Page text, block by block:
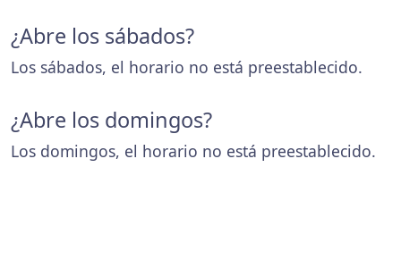
¿Abre los sábados?
Los sábados, el horario no está preestablecido.
¿Abre los domingos?
Los domingos, el horario no está preestablecido.